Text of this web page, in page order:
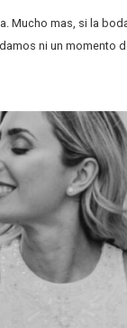
Mucho mas, si la
ni un momento